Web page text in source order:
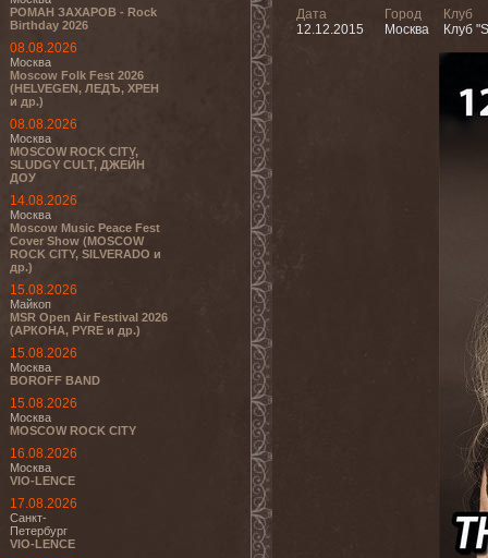
РОМАН ЗАХАРОВ - Rock
Birthday 2026
08.08.2026
Москва
Moscow Folk Fest 2026
(HELVEGEN, ЛЕДЪ, ХРЕН
и др.)
08.08.2026
Москва
MOSCOW ROCK CITY,
SLUDGY CULT, ДЖЕЙН
ДОУ
14.08.2026
Москва
Moscow Music Peace Fest
Cover Show (MOSCOW
ROCK CITY, SILVERADO и
др.)
15.08.2026
Майкоп
MSR Open Air Festival 2026
(АРКОНА, PYRE и др.)
15.08.2026
Москва
BOROFF BAND
15.08.2026
Москва
MOSCOW ROCK CITY
16.08.2026
Москва
VIO-LENCE
17.08.2026
Санкт-
Петербург
VIO-LENCE
Дата
12.12.2015
Город
Москва
Клуб
Клуб